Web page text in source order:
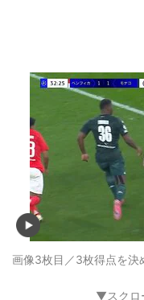
画像3枚目／3枚得点を決
▼スクロ